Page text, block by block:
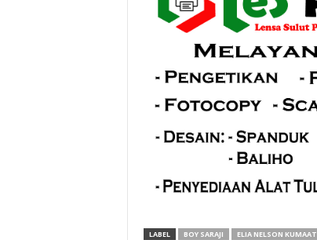
LABEL BOY SARAJI ELIA NELSON KUMAAT